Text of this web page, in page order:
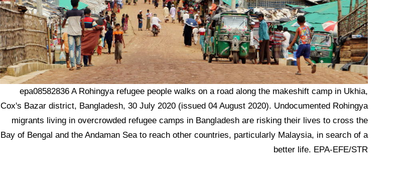
epa08582836 A Rohingya refugee people walks on a road along the makeshift camp in Ukhia,
Cox's Bazar district, Bangladesh, 30 July 2020 (issued 04 August 2020). Undocumented Rohingya
migrants living in overcrowded refugee camps in Bangladesh are risking their lives to cross the
Bay of Bengal and the Andaman Sea to reach other countries, particularly Malaysia, in search of a
better life. EPA-EFE/STR